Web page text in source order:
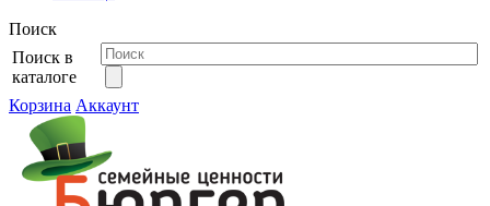
Поиск
Поиск в
каталоге
Корзина Аккаунт